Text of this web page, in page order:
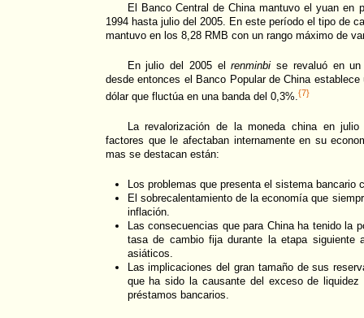
El Banco Central de China mantuvo el yuan en
1994 hasta julio del 2005. En este período el tipo de
mantuvo en los 8,28 RMB con un rango máximo de
En julio del 2005 elrenminbi se revaluó en
desde entonces el Banco Popular de China
dólar que fluctúa en una banda del 0,3%.{7}
La revalorización de la moneda china en
factores que le afectaban internamente en su
mas se destacan están:
Los problemas que presenta el sistema bancario
El sobrecalentamiento de la economía que
inflación.
Las consecuencias que para China ha tenido la
tasa de cambio fija durante la etapa
asiáticos.
Las implicaciones del gran tamaño de sus
que ha sido la causante del exceso de
préstamos bancarios.